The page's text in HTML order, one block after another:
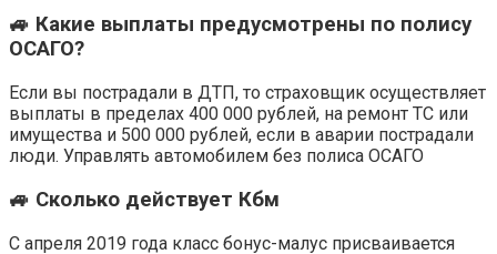
🚙 Какие выплаты предусмотрены по полису
ОСАГО?
Если вы пострадали в ДТП, то страховщик осуществляет
выплаты в пределах 400 000 рублей, на ремонт ТС или
имущества и 500 000 рублей, если в аварии пострадали
люди. Управлять автомобилем без полиса ОСАГО
🚙 Сколько действует Кбм
С апреля 2019 года класс бонус-малус присваивается